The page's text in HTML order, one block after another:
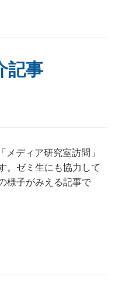
記事
ディア研究室訪問」
。ゼミ生にも協力して
様子がみえる記事で